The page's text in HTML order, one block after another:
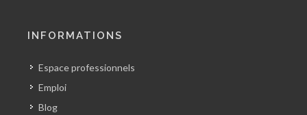
INFORMATIONS
Espace professionnels
Emploi
Blog